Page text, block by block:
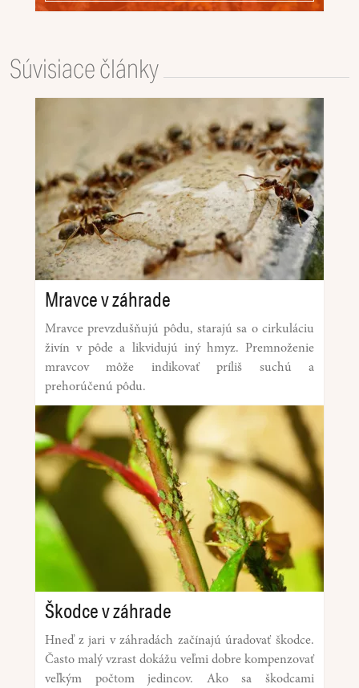
Súvisiace články
Mravce v záhrade
Mravce prevzdušňujú pôdu, starajú sa o cirkuláciu
živín v pôde a likvidujú iný hmyz. Premnoženie
mravcov môže indikovať príliš suchú a
prehorúčenú pôdu.
Škodce v záhrade
Hneď z jari v záhradách začínajú úradovať škodce.
Často malý vzrast dokážu veľmi dobre kompenzovať
veľkým počtom jedincov. Ako sa škodcami